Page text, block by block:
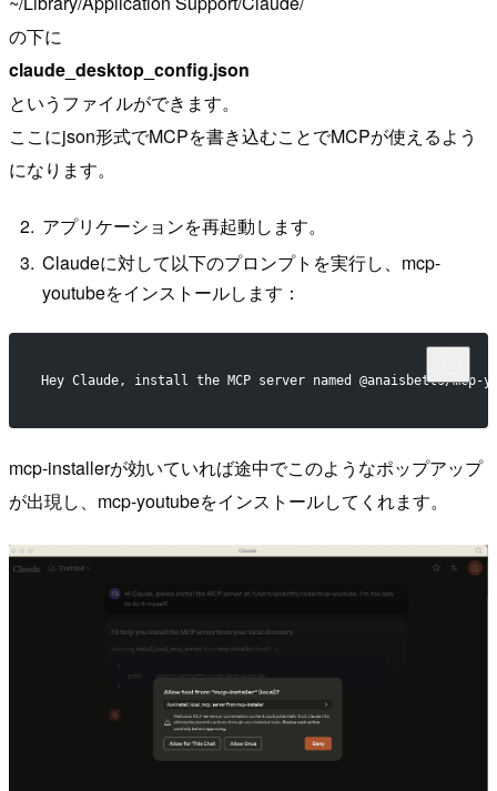
の下に
claude_desktop_config.json
というファイルができます。
ここにjson形式でMCPを書き込むことでMCPが使えるよう
になります。
アプリケーションを再起動します。
Claudeに対して以下のプロンプトを実行し、mcp-
youtubeをインストールします：
Hey Claude, install the MCP server named @anaisbetts/mcp-
mcp-installerが効いていれば途中でこのようなポップアップ
が出現し、mcp-youtubeをインストールしてくれます。